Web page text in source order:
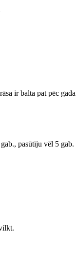
ir balta pat pēc gada
pasūtīju vēl 5 gab.